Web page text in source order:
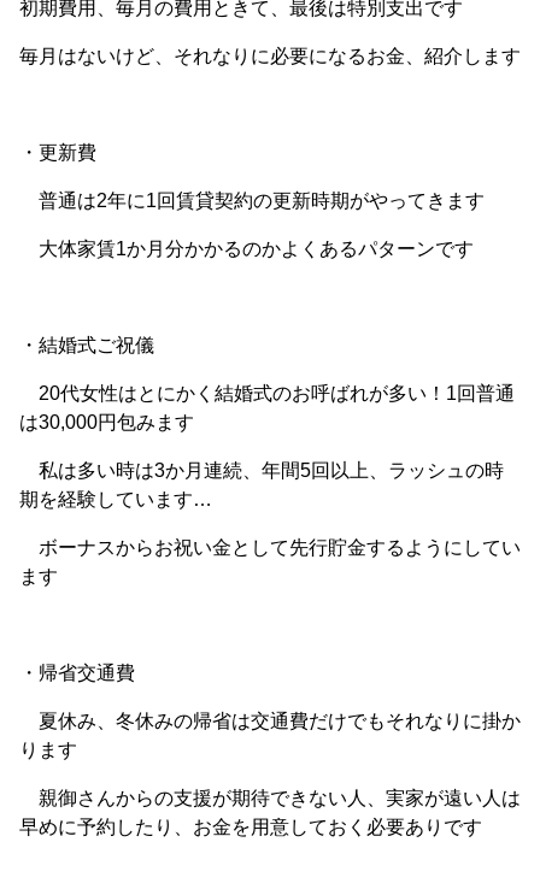
初期費用、毎月の費用ときて、最後は特別支出です
毎月はないけど、それなりに必要になるお金、紹介します
・更新費
普通は2年に1回賃貸契約の更新時期がやってきます
大体家賃1か月分かかるのかよくあるパターンです
・結婚式ご祝儀
20代女性はとにかく結婚式のお呼ばれが多い！1回普通
は30,000円包みます
私は多い時は3か月連続、年間5回以上、ラッシュの時
期を経験しています…
ボーナスからお祝い金として先行貯金するようにしてい
ます
・帰省交通費
夏休み、冬休みの帰省は交通費だけでもそれなりに掛か
ります
親御さんからの支援が期待できない人、実家が遠い人は
早めに予約したり、お金を用意しておく必要ありです